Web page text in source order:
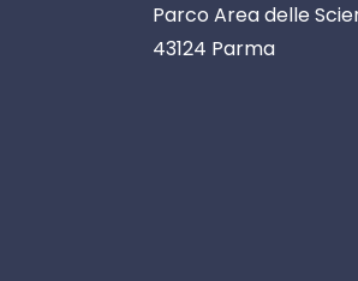
Parco Area delle
43124 Parma